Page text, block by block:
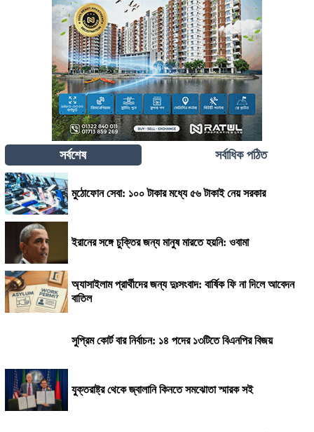
সর্বশেষ সর্বাধিক পঠিত
মুঠোফোন সেবা: ১০০ টাকার মধ্যে ৫৬ টাকাই নেয় সরকার
ইরানের সঙ্গে চুক্তির জন্য মানুষ মারতে হয়নি: ওবামা
অ্যাসাইলাম প্রার্থীদের জন্য দুঃসংবাদ: বার্ষিক ফি না দিলে আবেদন
বাতিল
সুপ্রিম কোর্ট বার নির্বাচন: ১৪ পদের ১৩টিতে বিএনপির বিজয়
যুক্তরাষ্ট্র থেকে জ্বালানি কিনতে সমঝোতা স্মারক সই